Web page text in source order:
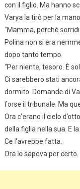
con il figlio. Ma hanno
Varya la tirò per la mano.
“Mamma, perché
Polina non si era
dopo tanto tempo.
“Per niente, tesoro. È
Ci sarebbero stati
dormito. Domande di
forse il tribunale. Ma
Ora c’erano il cielo
della figlia nella sua. E
Ce l’avrebbe fatta.
Ora lo sapeva per certo.